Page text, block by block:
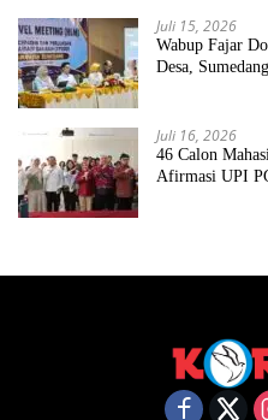
Juli 15, 2026
Wabup Fajar
Desa,
Juli 16, 2026
46 Calon
Afirmasi UPI